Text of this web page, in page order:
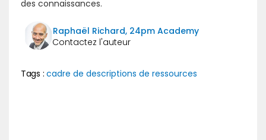
des connaissances.
Raphaël Richard, 24pm Academy
Tags : cadre de descriptions de ressources